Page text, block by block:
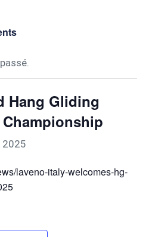
Hang Gliding
2025
laveno-italy-welcomes-hg-